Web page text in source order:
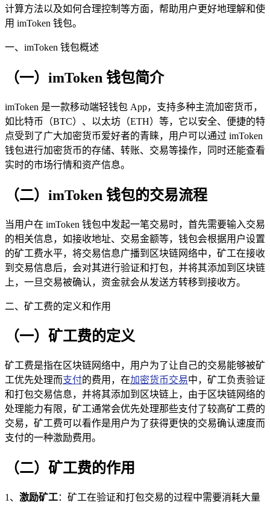
计算方法以及如何合理控制等方面，帮助用户更好地理解和使
用 imToken 钱包。
一、imToken 钱包概述
（一）imToken 钱包简介
imToken 是一款移动端轻钱包 App，支持多种主流加密货币，
如比特币（BTC）、以太坊（ETH）等，它以安全、便捷的特
点受到了广大加密货币爱好者的青睐，用户可以通过 imToken
钱包进行加密货币的存储、转账、交易等操作，同时还能查看
实时的市场行情和资产信息。
（二）imToken 钱包的交易流程
当用户在 imToken 钱包中发起一笔交易时，首先需要输入交易
的相关信息，如接收地址、交易金额等，钱包会根据用户设置
的矿工费水平，将交易信息广播到区块链网络中，矿工在接收
到交易信息后，会对其进行验证和打包，并将其添加到区块链
上，一旦交易被确认，资金就会从发送方转移到接收方。
二、矿工费的定义和作用
（一）矿工费的定义
矿工费是指在区块链网络中，用户为了让自己的交易能够被矿
工优先处理而支付的费用，在加密货币交易中，矿工负责验证
和打包交易信息，并将其添加到区块链上，由于区块链网络的
处理能力有限，矿工通常会优先处理那些支付了较高矿工费的
交易，矿工费可以看作是用户为了获得更快的交易确认速度而
支付的一种激励费用。
（二）矿工费的作用
1、 激励矿工：矿工在验证和打包交易的过程中需要消耗大量